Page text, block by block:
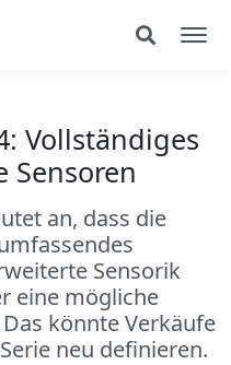
Vollständiges
Sensoren
an, dass die
Sensorik
eine mögliche
könnte Verkäufe
neu definieren.